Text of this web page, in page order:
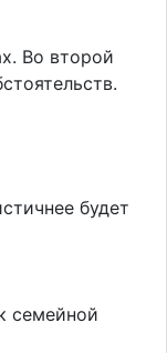
Во второй
будет
семейной